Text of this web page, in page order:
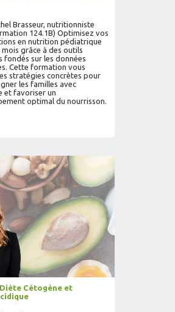
Brasseur, nutritionniste
124.1B) Optimisez vos
en nutrition pédiatrique
mois grâce à des outils
fondés sur les données
Cette formation vous
stratégies concrètes pour
les familles avec
et favoriser un
optimal du nourrisson.
AU PANIER LIRE PLUS...
Cétogène et